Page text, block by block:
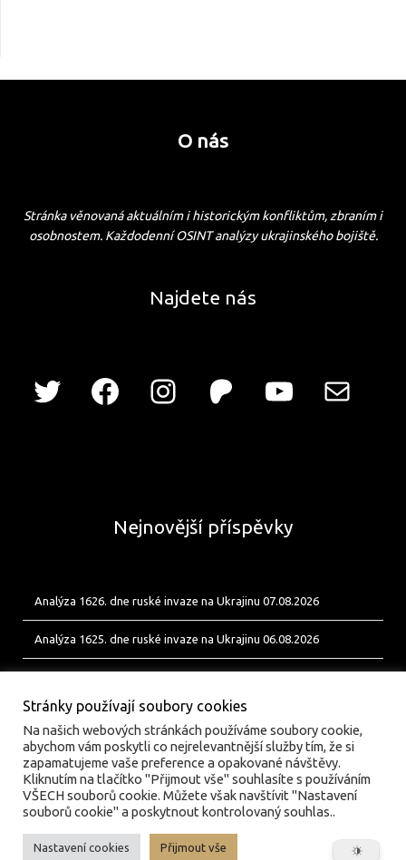
O nás
Stránka věnovaná aktuálním i historickým konfliktům, zbraním i
osobnostem. Každodenní OSINT analýzy ukrajinského bojiště.
Najdete nás
Nejnovější příspěvky
Analýza 1626. dne ruské invaze na Ukrajinu 07.08.2026
Analýza 1625. dne ruské invaze na Ukrajinu 06.08.2026
© valka.online | Vydavatel: Jan Tofl, Plzeň | ISSN 3029-
Stránky používají soubory cookies
Na našich webových stránkách používáme soubory cookie,
abychom vám poskytli co nejrelevantnější služby tím, že si
zapamatujeme vaše preference a opakované návštěvy.
Kliknutím na tlačítko "Přijmout vše" souhlasíte s používáním
VŠECH souborů cookie. Můžete však navštívit "Nastavení
souborů cookie" a poskytnout kontrolovaný souhlas..
Nastavení cookies Přijmout vše